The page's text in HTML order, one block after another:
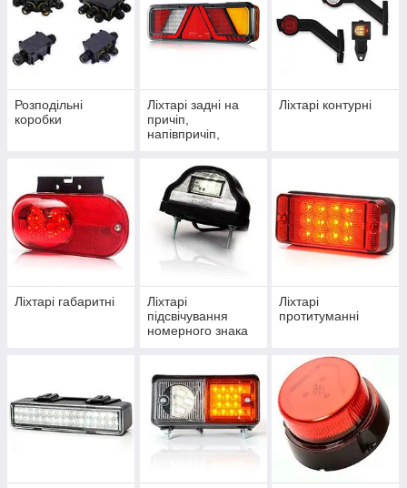
Розподільні
коробки
Ліхтарі задні на
причіп,
напівпричіп,
Ліхтарі контурні
Ліхтарі габаритні
Ліхтарі
підсвічування
номерного знака
Ліхтарі
протитуманні